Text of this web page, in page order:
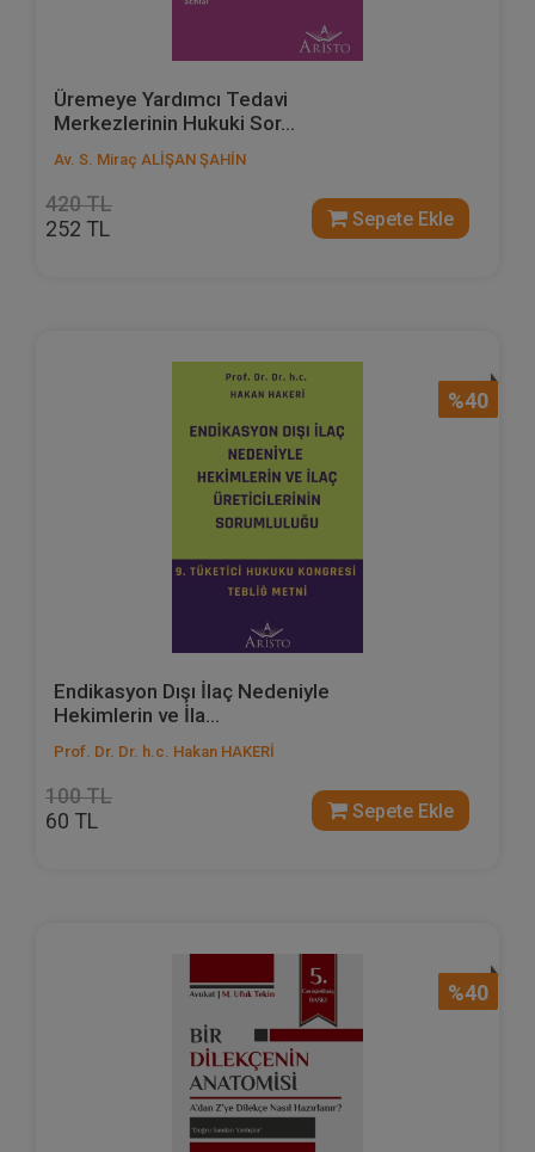
Üremeye Yardımcı Tedavi
Merkezlerinin Hukuki Sor...
Av. S. Miraç ALİŞAN ŞAHİN
420 TL
252 TL Sepete Ekle
%40
Endikasyon Dışı İlaç Nedeniyle
Hekimlerin ve İla...
Prof. Dr. Dr. h.c. Hakan HAKERİ
100 TL
60 TL Sepete Ekle
%40